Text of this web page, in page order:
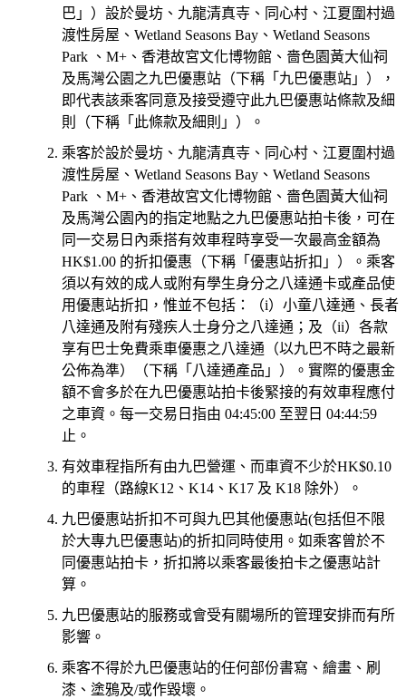
巴」）設於曼坊、九龍清真寺、同心村、江夏圍村過
渡性房屋、Wetland Seasons Bay、Wetland Seasons
Park 、M+、香港故宮文化博物館、嗇色園黃大仙祠
及馬灣公園之九巴優惠站（下稱「九巴優惠站」），
即代表該乘客同意及接受遵守此九巴優惠站條款及細
則（下稱「此條款及細則」）。
乘客於設於曼坊、九龍清真寺、同心村、江夏圍村過
渡性房屋、Wetland Seasons Bay、Wetland Seasons
Park 、M+、香港故宮文化博物館、嗇色園黃大仙祠
及馬灣公園內的指定地點之九巴優惠站拍卡後，可在
同一交易日內乘搭有效車程時享受一次最高金額為
HK$1.00 的折扣優惠（下稱「優惠站折扣」）。乘客
須以有效的成人或附有學生身分之八達通卡或產品使
用優惠站折扣，惟並不包括：（i）小童八達通、長者
八達通及附有殘疾人士身分之八達通；及（ii）各款
享有巴士免費乘車優惠之八達通（以九巴不時之最新
公佈為準）（下稱「八達通產品」）。實際的優惠金
額不會多於在九巴優惠站拍卡後緊接的有效車程應付
之車資。每一交易日指由 04:45:00 至翌日 04:44:59
止。
有效車程指所有由九巴營運、而車資不少於HK$0.10
的車程（路線K12、K14、K17 及 K18 除外）。
九巴優惠站折扣不可與九巴其他優惠站(包括但不限
於大專九巴優惠站)的折扣同時使用。如乘客曾於不
同優惠站拍卡，折扣將以乘客最後拍卡之優惠站計
算。
九巴優惠站的服務或會受有關場所的管理安排而有所
影響。
乘客不得於九巴優惠站的任何部份書寫、繪畫、刷
漆、塗鴉及/或作毀壞。